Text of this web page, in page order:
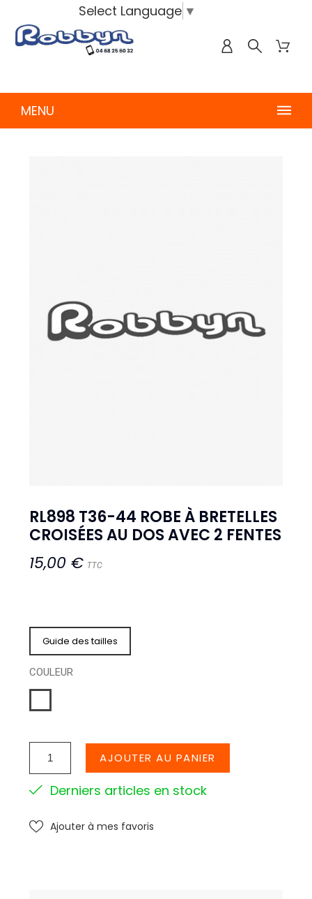
Select Language ▼
MENU
RL898 T36-44 ROBE À BRETELLES
CROISÉES AU DOS AVEC 2 FENTES
15,00 € TTC
Guide des tailles
COULEUR
AJOUTER AU PANIER
Derniers articles en stock
Ajouter à mes favoris